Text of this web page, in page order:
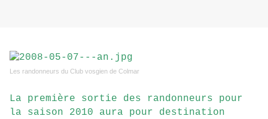
Les randonneurs du Club vosgien de Colmar
La première sortie des randonneurs pour
la saison 2010 aura pour destination